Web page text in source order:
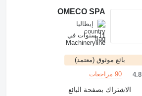
OMECO SPA
إيطاليا
11 سنوات في
Machineryline
بائع موثوق (معتمد)
4.8
90 مراجعات
الاشتراك بصفحة البائع